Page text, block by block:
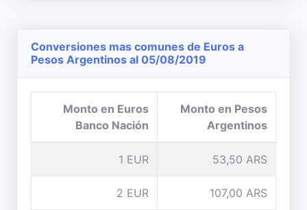
Conversiones mas comunes de Euros a
Pesos Argentinos al 05/08/2019
Monto en Euros
Banco Nación
Monto en Pesos
Argentinos
1 EUR 53,50 ARS
2 EUR 107,00 ARS